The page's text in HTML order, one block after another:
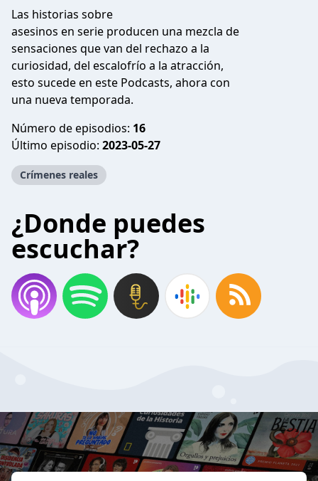
Las historias sobre
asesinos en serie producen una mezcla de
sensaciones que van del rechazo a la
curiosidad, del escalofrío a la atracción,
esto sucede en este Podcasts, ahora con
una nueva temporada.
Número de episodios: 16
Último episodio: 2023-05-27
Crímenes reales
¿Donde puedes
escuchar?